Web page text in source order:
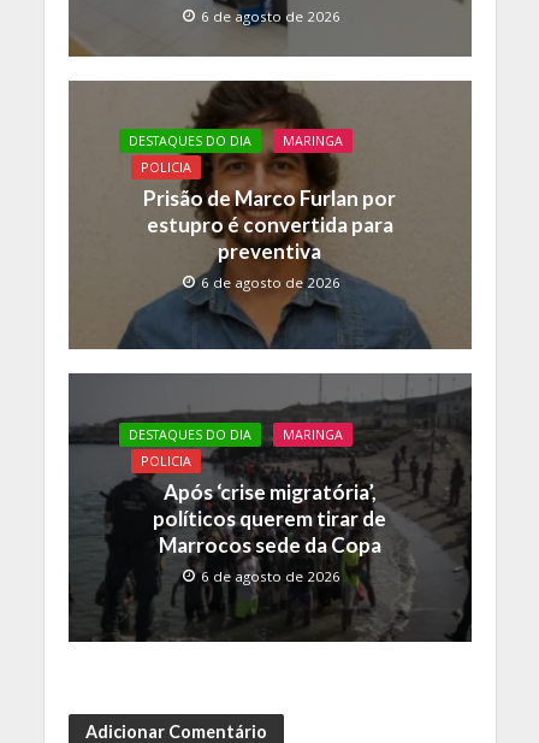
6 de agosto de 2026
DESTAQUES DO DIA
MARINGA
POLICIA
Prisão de Marco Furlan por
estupro é convertida para
preventiva
6 de agosto de 2026
DESTAQUES DO DIA
MARINGA
POLICIA
Após ‘crise migratória’,
políticos querem tirar de
Marrocos sede da Copa
6 de agosto de 2026
Adicionar Comentário